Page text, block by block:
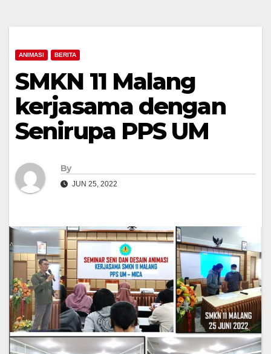
ANIMASI BERITA
SMKN 11 Malang
kerjasama dengan
Senirupa PPS UM
By
JUN 25, 2022